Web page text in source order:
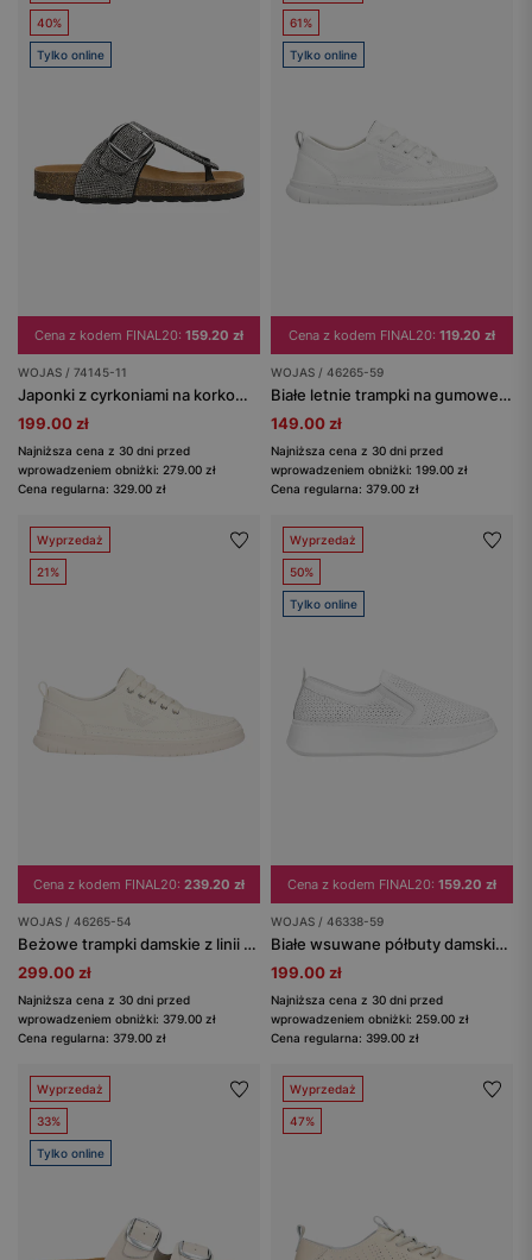
40%
Tylko online
Cena z kodem FINAL20: 159.20 zł
WOJAS / 74145-11
Japonki z cyrkoniami na korkowej podeszwie
199.00 zł
Najniższa cena z 30 dni przed
wprowadzeniem obniżki: 279.00 zł
Cena regularna: 329.00 zł
61%
Tylko online
Cena z kodem FINAL20: 119.20 zł
WOJAS / 46265-59
Białe letnie trampki na gumowej podeszwie
149.00 zł
Najniższa cena z 30 dni przed
wprowadzeniem obniżki: 199.00 zł
Cena regularna: 379.00 zł
Wyprzedaż
21%
Cena z kodem FINAL20: 239.20 zł
WOJAS / 46265-54
Beżowe trampki damskie z linii Comfort
299.00 zł
Najniższa cena z 30 dni przed
wprowadzeniem obniżki: 379.00 zł
Cena regularna: 379.00 zł
Wyprzedaż
50%
Tylko online
Cena z kodem FINAL20: 159.20 zł
WOJAS / 46338-59
Białe wsuwane półbuty damskie ze skóry licowej
199.00 zł
Najniższa cena z 30 dni przed
wprowadzeniem obniżki: 259.00 zł
Cena regularna: 399.00 zł
Wyprzedaż
33%
Tylko online
Wyprzedaż
47%